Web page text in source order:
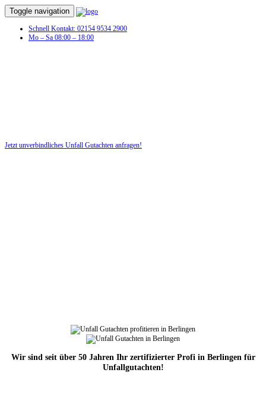
Toggle navigation
Schnell Kontakt: 02154 9534 2900
Mo – Sa 08:00 – 18:00
Jetzt unverbindliches Unfall Gutachten anfragen!
Wir sind seit über 50 Jahren Ihr zertifizierter Profi in Berlingen für
Unfallgutachten!